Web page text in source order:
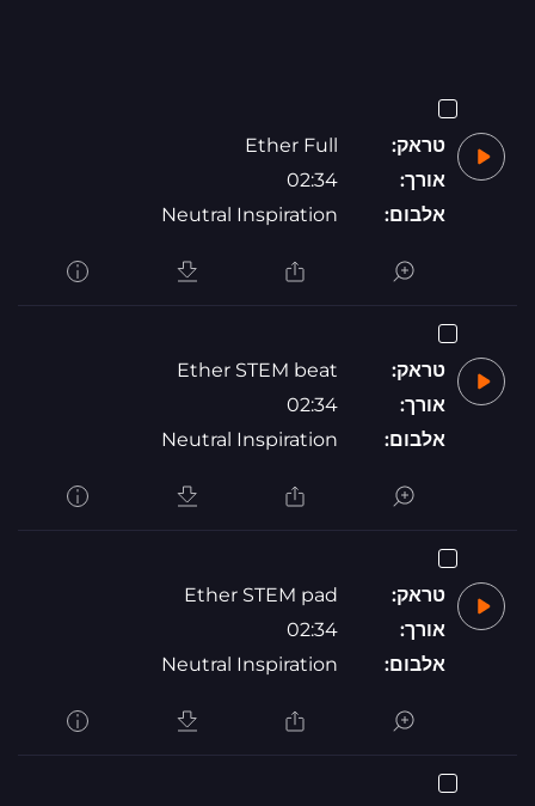
טראק:
Ether Full
אורך:
02:34
אלבום:
Neutral Inspiration
טראק:
Ether STEM beat
אורך:
02:34
אלבום:
Neutral Inspiration
טראק:
Ether STEM pad
אורך:
02:34
אלבום:
Neutral Inspiration